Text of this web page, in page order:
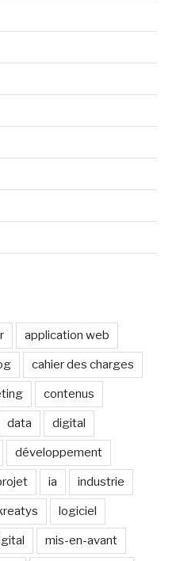
application web
cahier des charges
contenus
data digital
développement
ia industrie
logiciel
mis-en-avant